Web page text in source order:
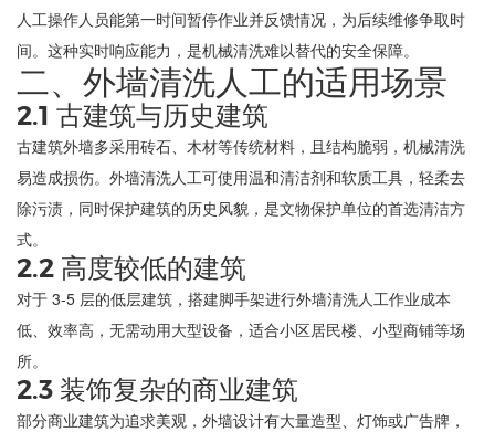
人工操作人员能第一时间暂停作业并反馈情况，为后续维修争取时
间。这种实时响应能力，是机械清洗难以替代的安全保障。
二、外墙清洗人工的适用场景
2.1 古建筑与历史建筑
古建筑外墙多采用砖石、木材等传统材料，且结构脆弱，机械清洗
易造成损伤。外墙清洗人工可使用温和清洁剂和软质工具，轻柔去
除污渍，同时保护建筑的历史风貌，是文物保护单位的首选清洁方
式。
2.2 高度较低的建筑
对于 3-5 层的低层建筑，搭建脚手架进行外墙清洗人工作业成本
低、效率高，无需动用大型设备，适合小区居民楼、小型商铺等场
所。
2.3 装饰复杂的商业建筑
部分商业建筑为追求美观，外墙设计有大量造型、灯饰或广告牌，